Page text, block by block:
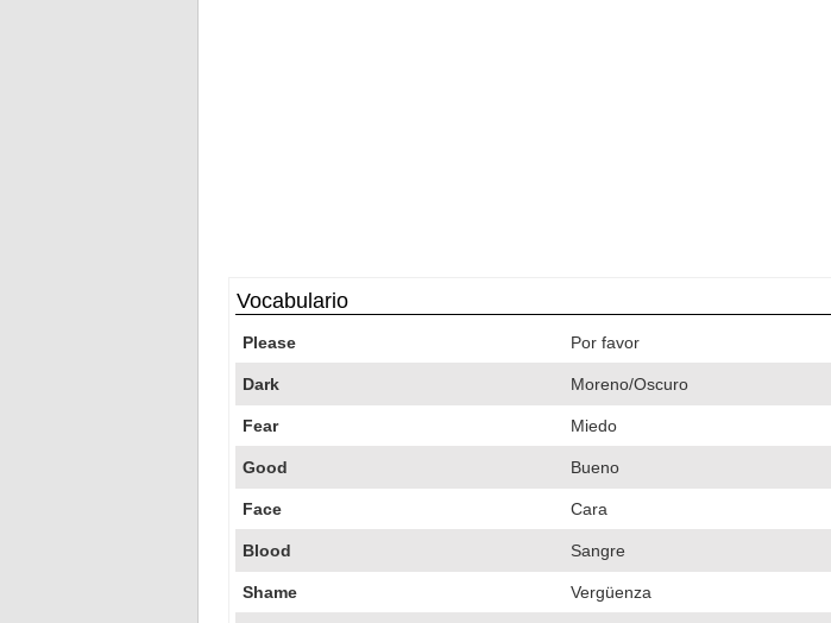
Vocabulario
Please Por favor
Dark Moreno/Oscuro
Fear Miedo
Good Bueno
Face Cara
Blood Sangre
Shame Vergüenza